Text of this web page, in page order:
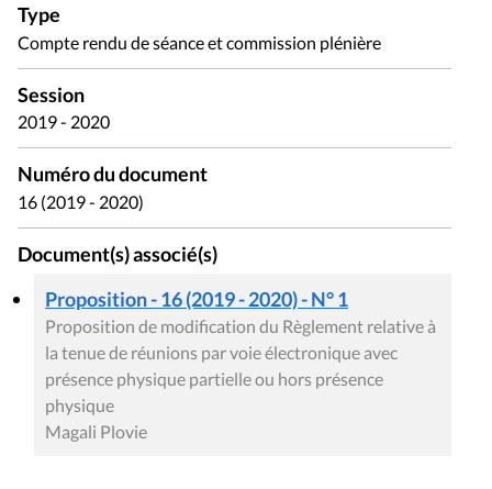
Type
Compte rendu de séance et commission plénière
Session
2019 - 2020
Numéro du document
16 (2019 - 2020)
Document(s) associé(s)
Proposition - 16 (2019 - 2020) - N° 1
Proposition de modification du Règlement relative à
la tenue de réunions par voie électronique avec
présence physique partielle ou hors présence
physique
Magali Plovie